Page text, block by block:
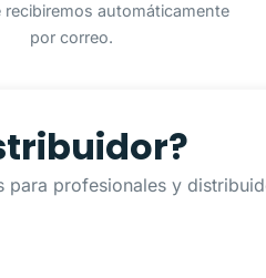
recibiremos automáticamente
por correo.
profesionales y